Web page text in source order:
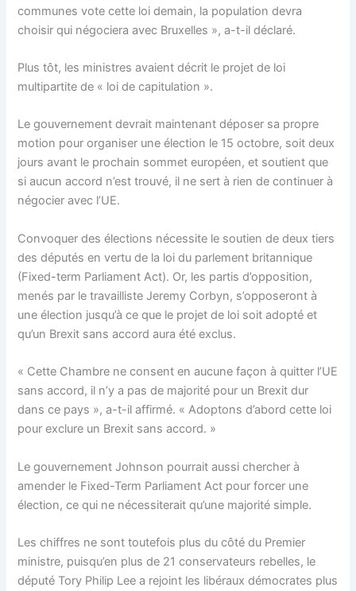
communes vote cette loi demain, la population devra
choisir qui négociera avec Bruxelles », a-t-il déclaré.
Plus tôt, les ministres avaient décrit le projet de loi
multipartite de « loi de capitulation ».
Le gouvernement devrait maintenant déposer sa propre
motion pour organiser une élection le 15 octobre, soit deux
jours avant le prochain sommet européen, et soutient que
si aucun accord n’est trouvé, il ne sert à rien de continuer à
négocier avec l’UE.
Convoquer des élections nécessite le soutien de deux tiers
des députés en vertu de la loi du parlement britannique
(Fixed-term Parliament Act). Or, les partis d’opposition,
menés par le travailliste Jeremy Corbyn, s’opposeront à
une élection jusqu’à ce que le projet de loi soit adopté et
qu’un Brexit sans accord aura été exclus.
« Cette Chambre ne consent en aucune façon à quitter l’UE
sans accord, il n’y a pas de majorité pour un Brexit dur
dans ce pays », a-t-il affirmé. « Adoptons d’abord cette loi
pour exclure un Brexit sans accord. »
Le gouvernement Johnson pourrait aussi chercher à
amender le Fixed-Term Parliament Act pour forcer une
élection, ce qui ne nécessiterait qu’une majorité simple.
Les chiffres ne sont toutefois plus du côté du Premier
ministre, puisqu’en plus de 21 conservateurs rebelles, le
député Tory Philip Lee a rejoint les libéraux démocrates plus